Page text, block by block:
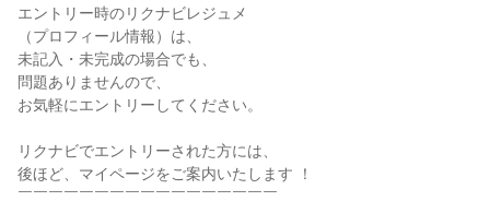
エントリー時のリクナビレジュメ
（プロフィール情報）は、
未記入・未完成の場合でも、
問題ありませんので、
お気軽にエントリーしてください。
リクナビでエントリーされた方には、
後ほど、マイページをご案内いたします ！
￣￣￣￣￣￣￣￣￣￣￣￣￣￣￣￣￣